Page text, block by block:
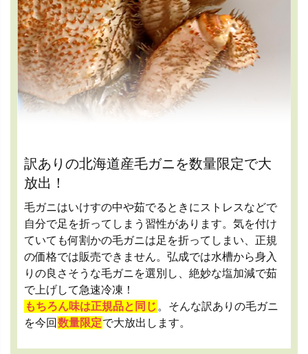
訳ありの北海道産毛ガニを数量限定で大
放出！
毛ガニはいけすの中や茹でるときにストレスなどで
自分で足を折ってしまう習性があります。気を付け
ていても何割かの毛ガニは足を折ってしまい、正規
の価格では販売できません。弘成では水槽から身入
りの良さそうな毛ガニを選別し、絶妙な塩加減で茹
で上げして急速冷凍！
もちろん味は正規品と同じ 。そんな訳ありの毛ガニ
を今回 数量限定で大放出します。